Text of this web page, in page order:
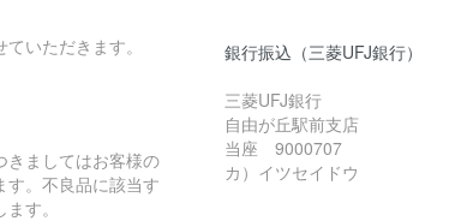
いただきます。
きましてはお客様の
す。不良品に該当す
す。
銀行振込（三菱UFJ銀行）
三菱UFJ銀行
自由が丘駅前支店
当座 9000707
カ）イツセイドウ